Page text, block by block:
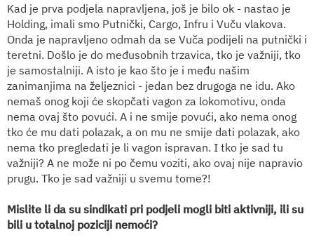
Kad je prva podjela napravljena, još je bilo ok - nastao je
Holding, imali smo Putnički, Cargo, Infru i Vuču vlakova.
Onda je napravljeno odmah da se Vuča podijeli na putnički i
teretni. Došlo je do međusobnih trzavica, tko je važniji, tko
je samostalniji. A isto je kao što je i među našim
zanimanjima na željeznici - jedan bez drugoga ne idu. Ako
nemaš onog koji će skopčati vagon za lokomotivu, onda
nema ovaj što povući. A i ne smije povući, ako nema onog
tko će mu dati polazak, a on mu ne smije dati polazak, ako
nema tko pregledati je li vagon ispravan. I tko je sad tu
važniji? A ne može ni po čemu voziti, ako ovaj nije napravio
prugu. Tko je sad važniji u svemu tome?!
Mislite li da su sindikati pri podjeli mogli biti aktivniji, ili su
bili u totalnoj poziciji nemoći?